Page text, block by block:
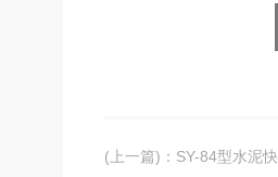
(上一篇) ： SY-84型水泥